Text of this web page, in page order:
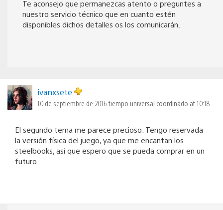
Te aconsejo que permanezcas atento o preguntes a
nuestro servicio técnico que en cuanto estén
disponibles dichos detalles os los comunicarán.
ivanxsete
10 de septiembre de 2016 tiempo universal coordinado at 10:18
El segundo tema me parece precioso. Tengo reservada
la versión física del juego, ya que me encantan los
steelbooks, así que espero que se pueda comprar en un
futuro